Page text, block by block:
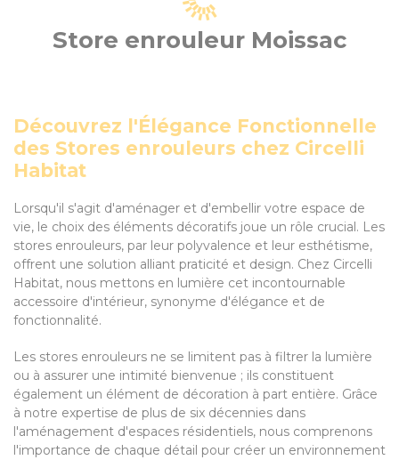
Store enrouleur Moissac
Découvrez l'Élégance Fonctionnelle
des Stores enrouleurs chez Circelli
Habitat
Lorsqu'il s'agit d'aménager et d'embellir votre espace de
vie, le choix des éléments décoratifs joue un rôle crucial. Les
stores enrouleurs, par leur polyvalence et leur esthétisme,
offrent une solution alliant praticité et design. Chez Circelli
Habitat, nous mettons en lumière cet incontournable
accessoire d'intérieur, synonyme d'élégance et de
fonctionnalité.
Les stores enrouleurs ne se limitent pas à filtrer la lumière
ou à assurer une intimité bienvenue ; ils constituent
également un élément de décoration à part entière. Grâce
à notre expertise de plus de six décennies dans
l'aménagement d'espaces résidentiels, nous comprenons
l'importance de chaque détail pour créer un environnement